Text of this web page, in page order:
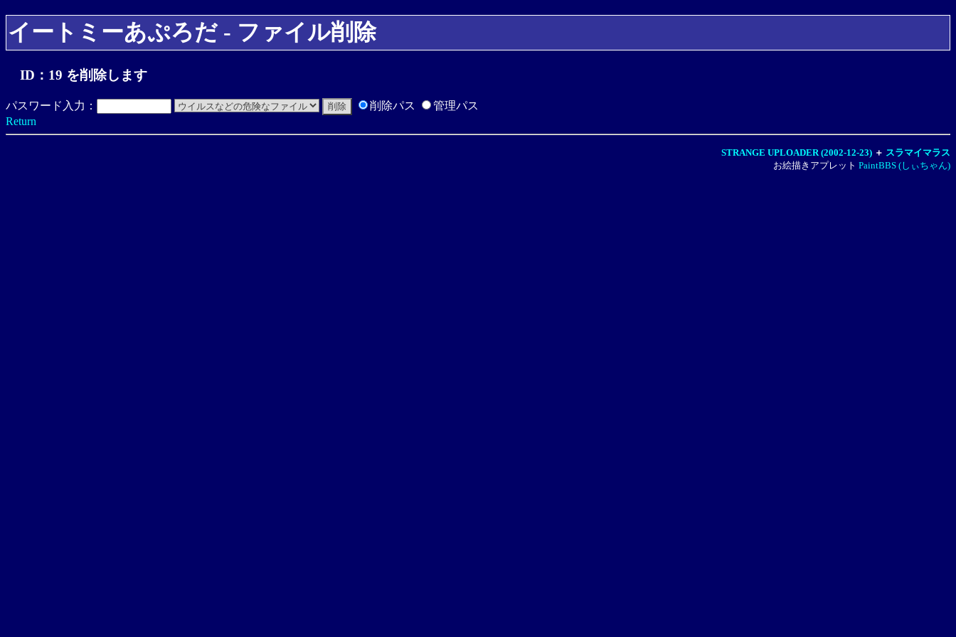
イートミーあぷろだ - ファイル削除
ID：19 を削除します
パスワード入力： 削除パス
管理パス
Return
STRANGE UPLOADER (2002-12-23) ＋ スラマイマラス
お絵描きアプレット PaintBBS (しぃちゃん)